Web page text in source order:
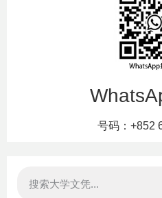
号码：+852